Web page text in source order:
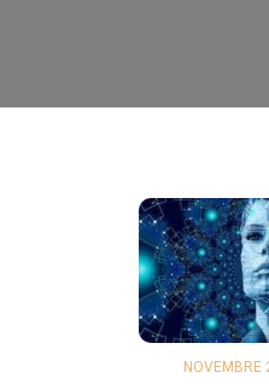
NOVEMBRE